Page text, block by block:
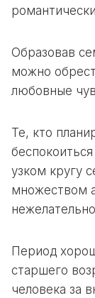
Образовав
можно
любовные
Те, кто
узком кругу
множеством
Период
старшего
человека за